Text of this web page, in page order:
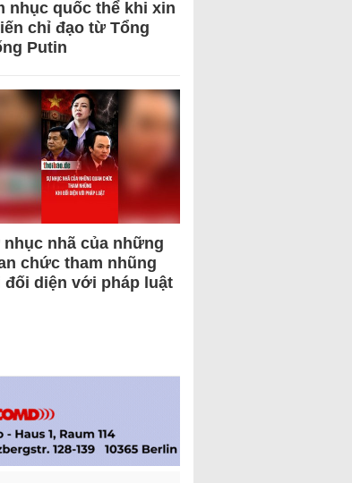
nhục quốc thể khi xin
chỉ đạo từ Tổng
Putin
nhục nhã của những
chức tham nhũng
đối diện với pháp luật